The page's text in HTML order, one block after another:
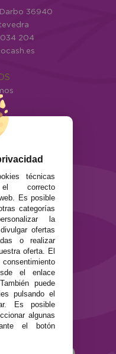
36940
204
de uso
técnicas
correcto
Es posible
categorías
la
ofertas
o realizar
oferta. El
el enlace
puede
pulsando el
Es posible
algunas
el botón